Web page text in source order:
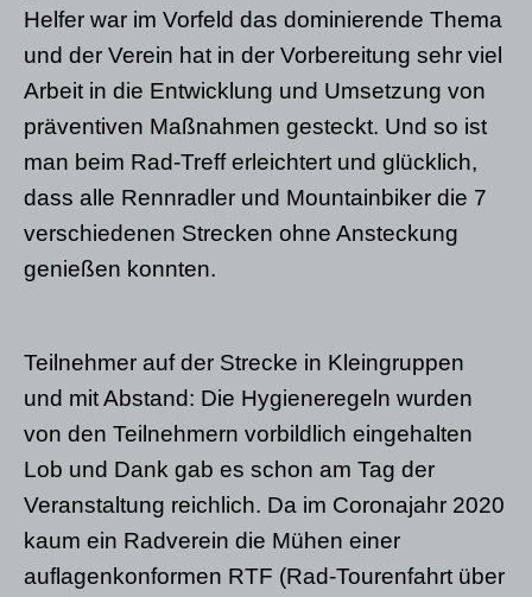
Helfer war im Vorfeld das dominierende Thema
und der Verein hat in der Vorbereitung sehr viel
Arbeit in die Entwicklung und Umsetzung von
präventiven Maßnahmen gesteckt. Und so ist
man beim Rad-Treff erleichtert und glücklich,
dass alle Rennradler und Mountainbiker die 7
verschiedenen Strecken ohne Ansteckung
genießen konnten.
Teilnehmer auf der Strecke in Kleingruppen
und mit Abstand: Die Hygieneregeln wurden
von den Teilnehmern vorbildlich eingehalten
Lob und Dank gab es schon am Tag der
Veranstaltung reichlich. Da im Coronajahr 2020
kaum ein Radverein die Mühen einer
auflagenkonformen RTF (Rad-Tourenfahrt über